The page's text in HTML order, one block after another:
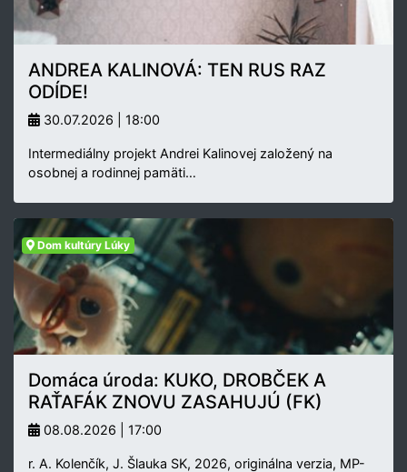
ANDREA KALINOVÁ: TEN RUS RAZ
ODÍDE!
30.07.2026 | 18:00
Intermediálny projekt Andrei Kalinovej založený na
osobnej a rodinnej pamäti…
Dom kultúry Lúky
Domáca úroda: KUKO, DROBČEK A
RAŤAFÁK ZNOVU ZASAHUJÚ (FK)
08.08.2026 | 17:00
r. A. Kolenčík, J. Šlauka SK, 2026, originálna verzia, MP-